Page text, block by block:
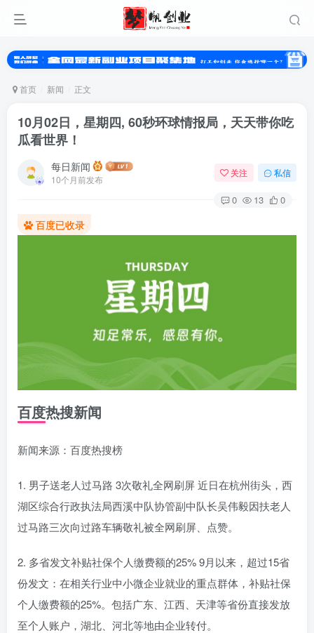
首页 新闻 正文
10月02日，星期四, 60秒环球情报局，天天带你吃
瓜看世界！
每日新闻
10个月前发布
关注 私信
0 13 0
百度已收录
百度热搜新闻
新闻来源：百度热搜榜
1. 男子送老人过马路 3次敬礼全网刷屏 近日在杭州街头，西
湖区综合行政执法局西溪中队协管副中队长吴伟毅因扶老人
过马路三次向过路车辆敬礼被全网刷屏、点赞。
2. 多省发文补贴社保个人缴费额的25% 9月以来，超过15省
份发文：在相关行业中小微企业就业的重点群体，补贴社保
个人缴费额的25%。包括广东、江西、天津等省份直接发放
至个人账户，湖北、河北等地由企业转付。
扫码登录
扫码登录即表示同意